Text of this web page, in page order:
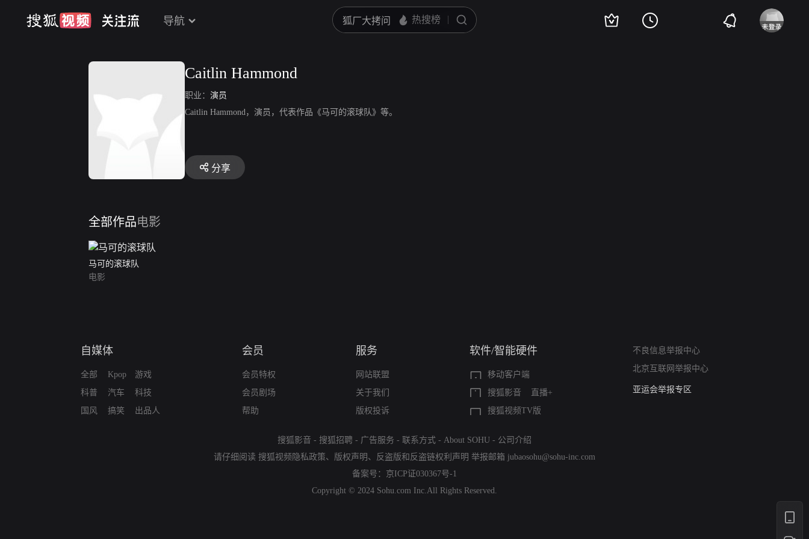
导航
Caitlin Hammond
职业： 演员
Caitlin Hammond，演员，代表作品《马可的滚球队》等。
分享
全部作品电影
马可的滚球队
电影
自媒体
全部
科普
国风
Kpop
汽车
搞笑
游戏
科技
出品人
会员
会员特权
会员剧场
帮助
服务
网站联盟
关于我们
版权投诉
软件/智能硬件
移动客户端
搜狐影音
直播+
搜狐视频TV版
不良信息举报中心
北京互联网举报中心
算法推荐专项举报
亚运会举报专区
搜狐影音 - 搜狐招聘 - 广告服务 - 联系方式 - About SOHU - 公司介绍
请仔细阅读 搜狐视频隐私政策、 版权声明 、 反盗版和反盗链权利声明 举报邮箱 jubaosohu@sohu-inc.com
备案号： 京ICP证030367号-1
Copyright © 2024 Sohu.com Inc.All Rights Reserved.